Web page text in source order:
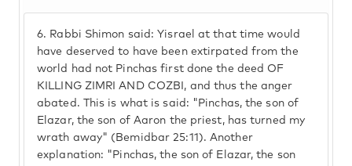
6. Rabbi Shimon said: Yisrael at that time would
have deserved to have been extirpated from the
world had not Pinchas first done the deed OF
KILLING ZIMRI AND COZBI, and thus the anger
abated. This is what is said: "Pinchas, the son of
Elazar, the son of Aaron the priest, has turned my
wrath away" (Bemidbar 25:11). Another
explanation: "Pinchas, the son of Elazar, the son